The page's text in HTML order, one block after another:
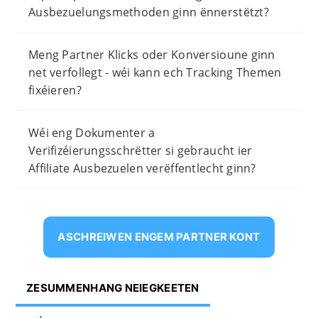
Ausbezuelungsmethoden ginn ënnerstëtzt?
Meng Partner Klicks oder Konversioune ginn
net verfollegt - wéi kann ech Tracking Themen
fixéieren?
Wéi eng Dokumenter a
Verifizéierungsschrëtter si gebraucht ier
Affiliate Ausbezuelen verëffentlecht ginn?
ASCHREIWEN ENGEM PARTNER KONT
ZESUMMENHANG NEIEGKEETEN